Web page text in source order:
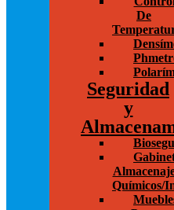
De
Seguridad
y
Químicos/